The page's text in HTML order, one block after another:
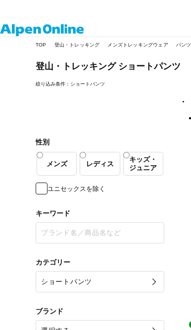
TOP 登山・トレッキング メンズトレッキングウェア パンツ
登山・トレッキング ショートパンツ
絞り込み条件：ショートパンツ
性別
メンズ レディス
キッズ・
ジュニア
ユニセックスを除く
キーワード
カテゴリー
ブランド